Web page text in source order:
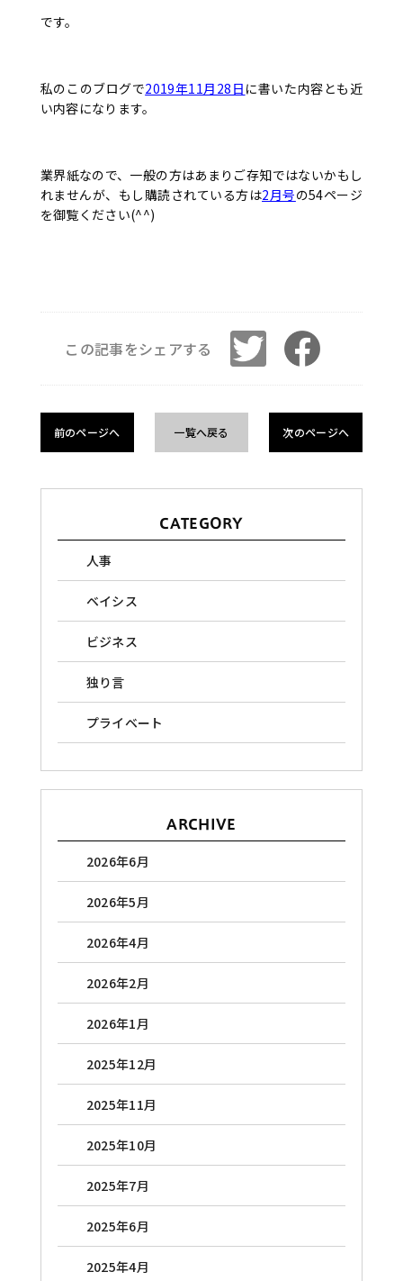
です。
私のこのブログで2019年11月28日 に書いた内容とも近
い内容になります。
業界紙なので、一般の方はあまりご存知ではないかもし
れませんが、もし購読されている方は2月号の54ページ
を御覧ください(^^)
この記事をシェアする
前のページへ 一覧へ戻る 次のページへ
CATEGORY
人事
ベイシス
ビジネス
独り言
プライベート
ARCHIVE
2026年6月
2026年5月
2026年4月
2026年2月
2026年1月
2025年12月
2025年11月
2025年10月
2025年7月
2025年6月
2025年4月